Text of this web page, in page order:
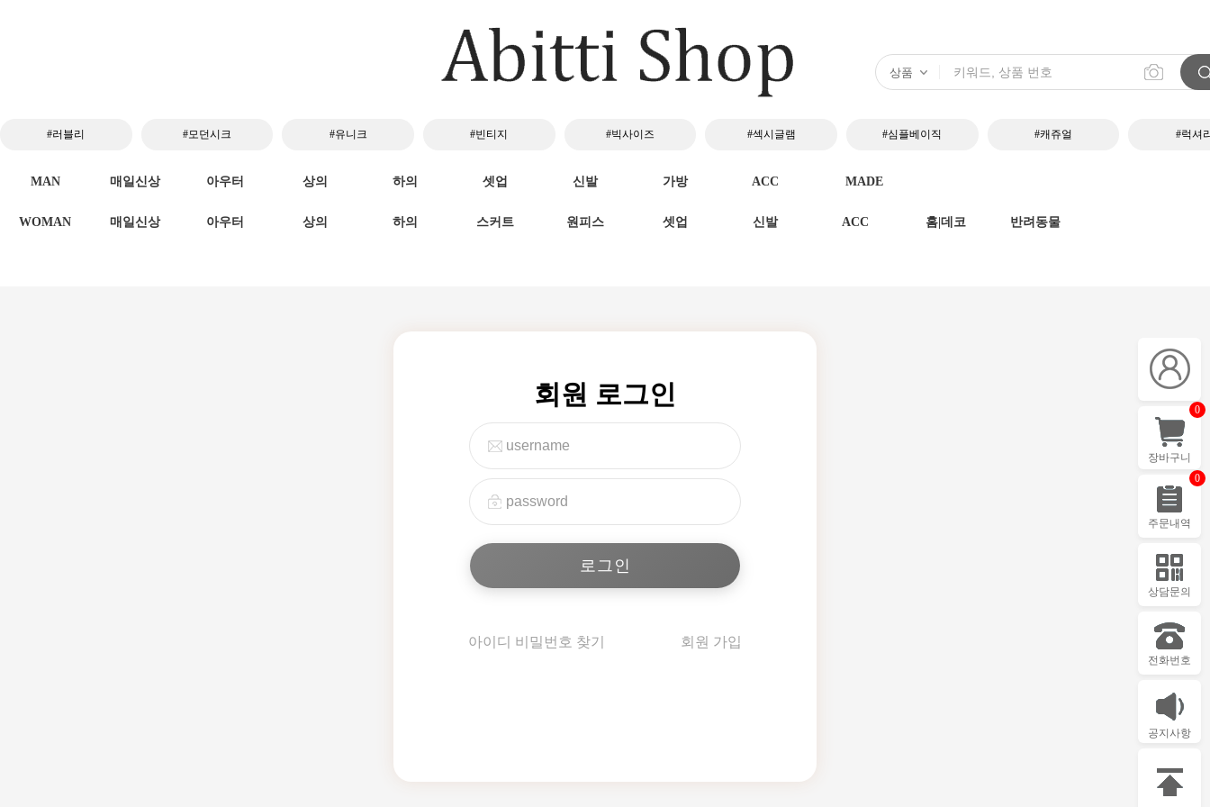
#러블리 #모던시크 #유니크 #빈티지 #빅사이즈 #섹시글램 #심플베이직 #캐쥬얼 #럭셔
MAN 매일신상 아우터 상의 하의 셋업 신발 가방 ACC MADE
WOMAN 매일신상 아우터 상의 하의 스커트 원피스 셋업 신발 ACC 홈|데코 반려동물
회원 로그인
아이디 비밀번호 찾기 회원 가입
장바구니
0
주문내역
0
상담문의
전화번호
공지사항